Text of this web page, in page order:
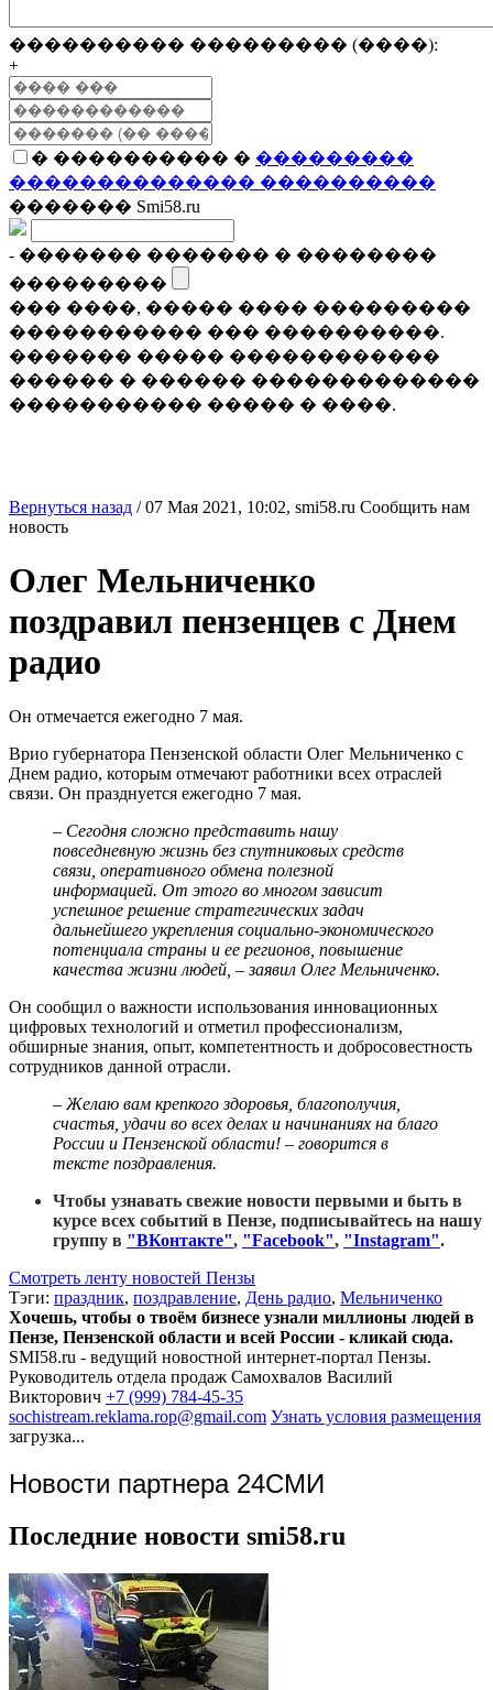
���������� ��������� (����):
+
� ���������� � ���������
�������������� ����������
������� Smi58.ru
- ������� ������� � ��������
���������
��� ����, ����� ���� ���������
����������� ��� ����������.
������� ����� ������������
������ � ������ �������������
����������� ����� � ����.
Вернуться назад /07 Мая 2021, 10:02, smi58.ru Сообщить нам
новость
Олег Мельниченко
поздравил пензенцев с Днем
радио
Он отмечается ежегодно 7 мая.
Врио губернатора Пензенской области Олег Мельниченко с
Днем радио, которым отмечают работники всех отраслей
связи. Он празднуется ежегодно 7 мая.
– Сегодня сложно представить нашу
повседневную жизнь без спутниковых средств
связи, оперативного обмена полезной
информацией. От этого во многом зависит
успешное решение стратегических задач
дальнейшего укрепления социально-экономического
потенциала страны и ее регионов, повышение
качества жизни людей, – заявил Олег Мельниченко.
Он сообщил о важности использования инновационных
цифровых технологий и отметил профессионализм,
обширные знания, опыт, компетентность и добросовестность
сотрудников данной отрасли.
– Желаю вам крепкого здоровья, благополучия,
счастья, удачи во всех делах и начинаниях на благо
России и Пензенской области! – говорится в
тексте поздравления.
Чтобы узнавать свежие новости первыми и быть в
курсе всех событий в Пензе, подписывайтесь на нашу
группу в "ВКонтакте", "Facebook", "Instagram".
Смотреть ленту новостей Пензы
Тэги: праздник, поздравление, День радио, Мельниченко
Хочешь, чтобы о твоём бизнесе узнали миллионы людей в
Пензе, Пензенской области и всей России - кликай сюда.
SMI58.ru - ведущий новостной интернет-портал Пензы.
Руководитель отдела продаж Самохвалов Василий
Викторович +7 (999) 784-45-35
sochistream.reklama.rop@gmail.com Узнать условия размещения
загрузка...
Новости партнера 24СМИ
Последние новости smi58.ru